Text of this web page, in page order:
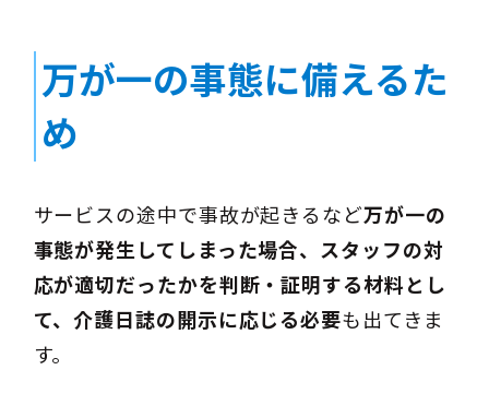
万が一の事態に備えるた
め
サービスの途中で事故が起きるなど万が一の
事態が発生してしまった場合、スタッフの対
応が適切だったかを判断・証明する材料とし
て、介護日誌の開示に応じる必要も出てきま
す。